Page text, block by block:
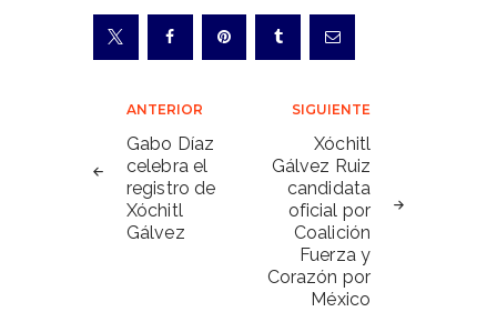
Navegación
de
entradas
ANTERIOR
Gabo Díaz
celebra el
registro de
Xóchitl
Gálvez
SIGUIENTE
Xóchitl
Gálvez Ruiz
candidata
oficial por
Coalición
Fuerza y
Corazón por
México